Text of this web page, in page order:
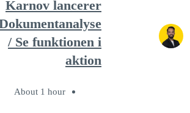
Karnov lancerer
/ Se funktionen i
aktion
About 1 hour